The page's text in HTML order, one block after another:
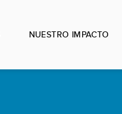
NUESTRO IMPACTO